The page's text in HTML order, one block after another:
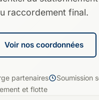
raccordement final.
Voir nos coordonnées
partenaires
Soumission
et flotte